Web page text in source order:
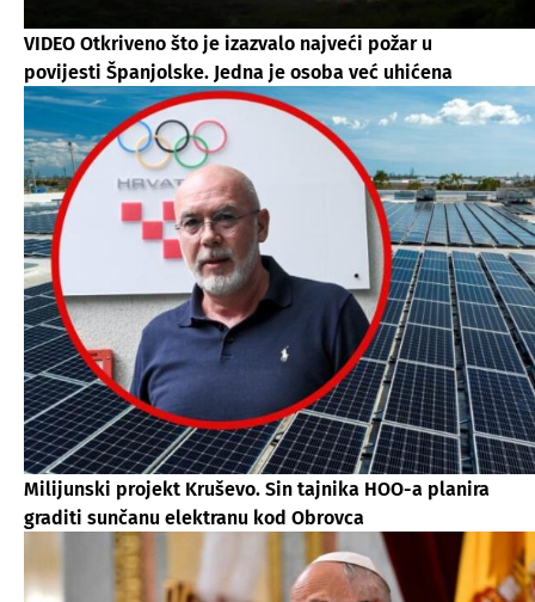
VIDEO Otkriveno što je izazvalo najveći požar u
povijesti Španjolske. Jedna je osoba već uhićena
Milijunski projekt Kruševo. Sin tajnika HOO-a planira
graditi sunčanu elektranu kod Obrovca